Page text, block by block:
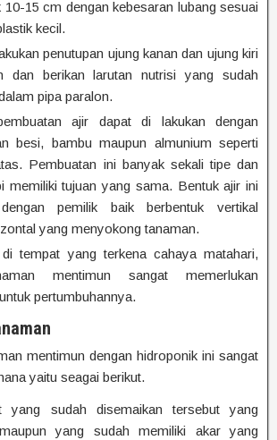
10-15 cm dengan kebesaran lubang sesuai
kecil.
penutupan ujung kanan dan ujung kiri
dan berikan larutan nutrisi yang sudah
pipa paralon.
ajir dapat di lakukan dengan
besi, bambu maupun almunium seperti
Pembuatan ini banyak sekali tipe dan
memiliki tujuan yang sama. Bentuk ajir ini
pemilik baik berbentuk vertikal
yang menyokong tanaman.
tempat yang terkena cahaya matahari,
mentimun sangat memerlukan
pertumbuhannya.
mentimun dengan hidroponik ini sangat
yaitu seagai berikut.
yang sudah disemaikan tersebut yang
yang sudah memiliki akar yang